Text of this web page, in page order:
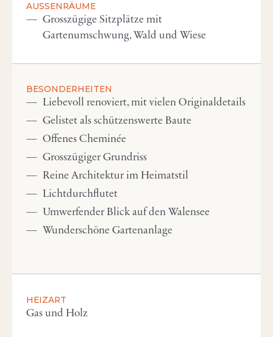
AUSSENRÄUME
Grosszügige Sitzplätze mit
Gartenumschwung, Wald und Wiese
BESONDERHEITEN
Liebevoll renoviert, mit vielen Originaldetails
Gelistet als schützenswerte Baute
Offenes Cheminée
Grosszügiger Grundriss
Reine Architektur im Heimatstil
Lichtdurchflutet
Umwerfender Blick auf den Walensee
Wunderschöne Gartenanlage
HEIZART
Gas und Holz